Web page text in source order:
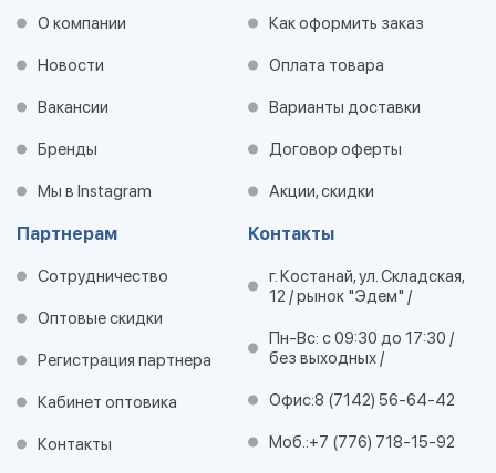
О компании
Новости
Вакансии
Бренды
Мы в Instagram
Как оформить заказ
Оплата товара
Варианты доставки
Договор оферты
Акции, скидки
Партнерам
Сотрудничество
Оптовые скидки
Регистрация партнера
Кабинет оптовика
Контакты
Контакты
г. Костанай, ул. Складская,
12 / рынок "Эдем" /
Пн-Вс: с 09:30 до 17:30 /
без выходных /
Офис:8 (7142) 56-64-42
Моб.:+7 (776) 718-15-92